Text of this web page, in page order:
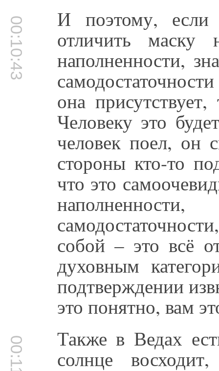
00:10:43 И поэтому, если
отличить маску
наполненности,
она
Человеку это
человек поел, он
стороны кто-то
что это
собой – это всё
духовным
подтверждении
это понятно, вам
Также в Ведах
солнце